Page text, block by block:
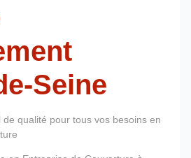
Seine
qualité pour tous vos besoins en